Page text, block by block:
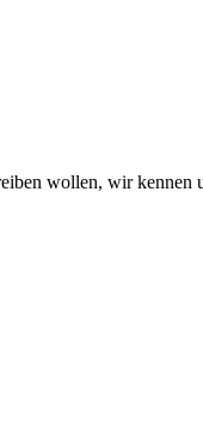
wollen, wir kennen